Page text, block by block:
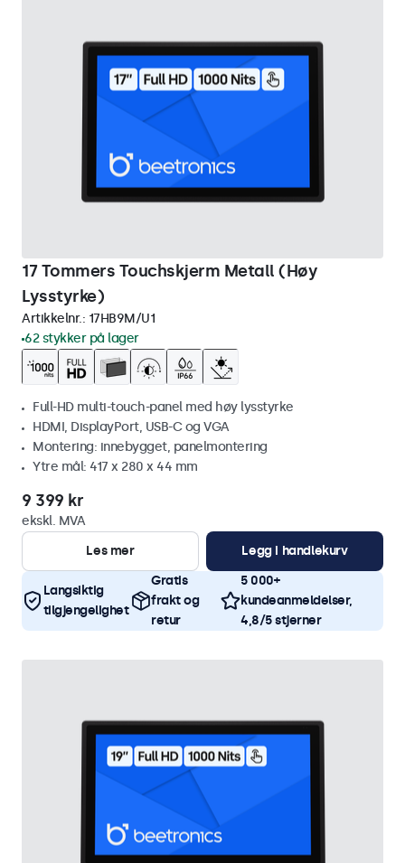
17 Tommers Touchskjerm Metall (Høy
Lysstyrke)
Artikkelnr.: 17HB9M/U1
62 stykker på lager
Full-HD multi-touch-panel med høy lysstyrke
HDMI, DisplayPort, USB-C og VGA
Montering: innebygget, panelmontering
Ytre mål: 417 x 280 x 44 mm
9 399 kr
ekskl. MVA
Les mer
Legg i handlekurv
Langsiktig
tilgjengelighet
Gratis
frakt og
retur
5 000+
kundeanmeldelser,
4,8/5 stjerner